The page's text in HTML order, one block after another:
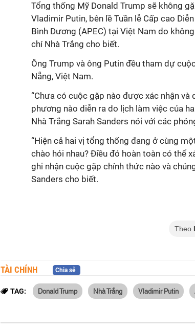
Tổng thống Mỹ Donald Trump sẽ không
Vladimir Putin, bên lề Tuần lễ Cấp cao
Bình Dương (APEC) tại Việt Nam do
chí Nhà Trắng cho biết.
Ông Trump và ông Putin đều tham dự
Nẵng, Việt Nam.
“Chưa có cuộc gặp nào được xác nhận
phương nào diễn ra do lịch làm việc của
Nhà Trắng Sarah Sanders nói với các
“Hiện cả hai vị tổng thống đang ở cùng
chào hỏi nhau? Điều đó hoàn toàn có thể
ghi nhận cuộc gặp chính thức nào và
Sanders cho biết.
Theo
TÀI CHÍNH Chia sẻ
TAG: Donald Trump Nhà Trắng Vladimir Putin